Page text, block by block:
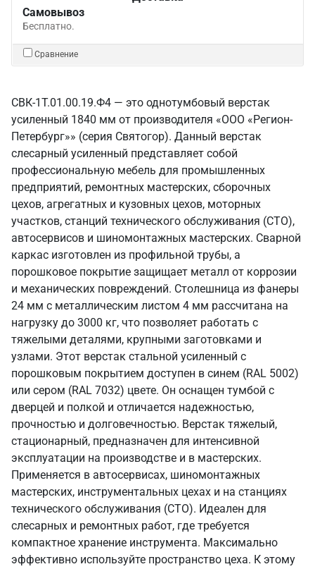
Самовывоз
Бесплатно.
Сравнение
СВК-1Т.01.00.19.Ф4 — это однотумбовый верстак
усиленный 1840 мм от производителя «ООО «Регион-
Петербург»» (серия Святогор). Данный верстак
слесарный усиленный представляет собой
профессиональную мебель для промышленных
предприятий, ремонтных мастерских, сборочных
цехов, агрегатных и кузовных цехов, моторных
участков, станций технического обслуживания (СТО),
автосервисов и шиномонтажных мастерских. Сварной
каркас изготовлен из профильной трубы, а
порошковое покрытие защищает металл от коррозии
и механических повреждений. Столешница из фанеры
24 мм с металлическим листом 4 мм рассчитана на
нагрузку до 3000 кг, что позволяет работать с
тяжелыми деталями, крупными заготовками и
узлами. Этот верстак стальной усиленный с
порошковым покрытием доступен в синем (RAL 5002)
или сером (RAL 7032) цвете. Он оснащен тумбой с
дверцей и полкой и отличается надежностью,
прочностью и долговечностью. Верстак тяжелый,
стационарный, предназначен для интенсивной
эксплуатации на производстве и в мастерских.
Применяется в автосервисах, шиномонтажных
мастерских, инструментальных цехах и на станциях
технического обслуживания (СТО). Идеален для
слесарных и ремонтных работ, где требуется
компактное хранение инструмента. Максимально
эффективно используйте пространство цеха. К этому